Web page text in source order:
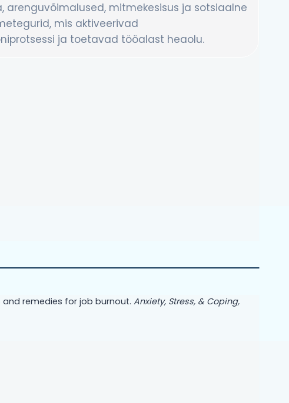
arenguvõimalused, mitmekesisus ja sotsiaalne
mis aktiveerivad
ja toetavad tööalast heaolu.
and remedies for job burnout. Anxiety, Stress, & Coping,